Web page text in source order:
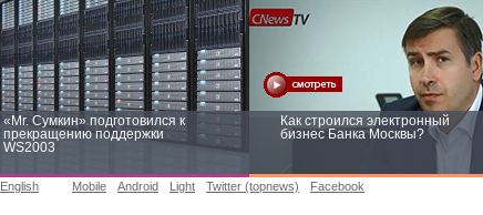
«Mr. Сумкин» подготовился к
прекращению поддержки
WS2003
Как строился электронный
бизнес Банка Москвы?
English Mobile Android Light Twitter (topnews) Facebook